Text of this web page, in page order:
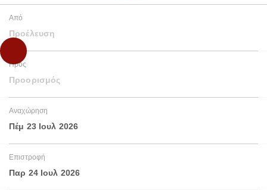
Από
Προέλευση
Προς
Προορισμός
Αναχώρηση
Πέμ 23 Ιουλ 2026
Επιστροφή
Παρ 24 Ιουλ 2026